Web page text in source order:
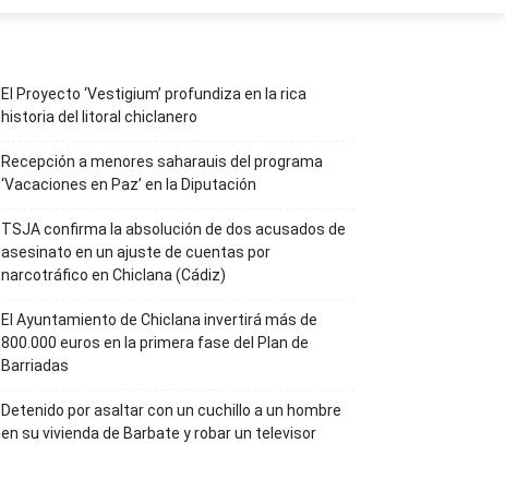
El Proyecto ‘Vestigium’ profundiza en la rica
historia del litoral chiclanero
Recepción a menores saharauis del programa
‘Vacaciones en Paz’ en la Diputación
TSJA confirma la absolución de dos acusados de
asesinato en un ajuste de cuentas por
narcotráfico en Chiclana (Cádiz)
El Ayuntamiento de Chiclana invertirá más de
800.000 euros en la primera fase del Plan de
Barriadas
Detenido por asaltar con un cuchillo a un hombre
en su vivienda de Barbate y robar un televisor